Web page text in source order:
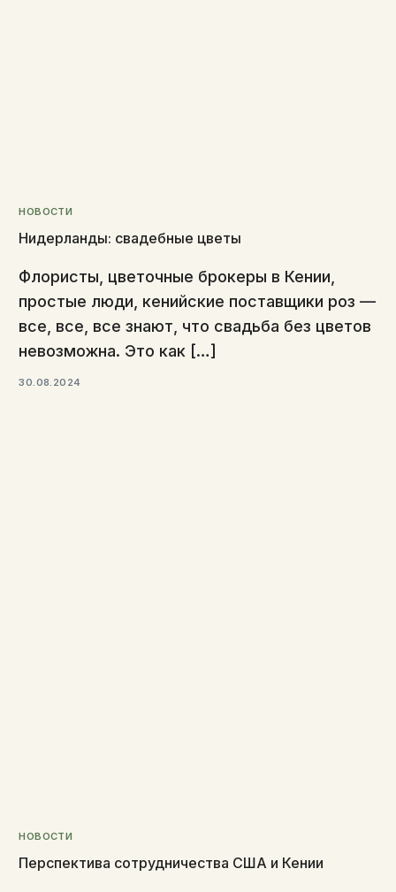
НОВОСТИ
Нидерланды: свадебные цветы
Флористы, цветочные брокеры в Кении,
простые люди, кенийские поставщики роз —
все, все, все знают, что свадьба без цветов
невозможна. Это как […]
30.08.2024
НОВОСТИ
Перспектива сотрудничества США и Кении